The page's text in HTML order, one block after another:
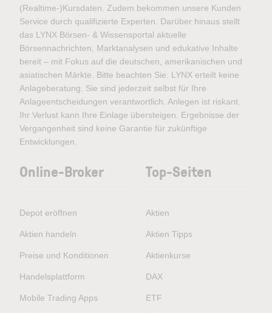
(Realtime-)Kursdaten. Zudem bekommen unsere Kunden
Service durch qualifizierte Experten. Darüber hinaus stellt
das LYNX Börsen- & Wissensportal aktuelle
Börsennachrichten, Marktanalysen und edukative Inhalte
bereit – mit Fokus auf die deutschen, amerikanischen und
asiatischen Märkte. Bitte beachten Sie: LYNX erteilt keine
Anlageberatung. Sie sind jederzeit selbst für Ihre
Anlageentscheidungen verantwortlich. Anlegen ist riskant.
Ihr Verlust kann Ihre Einlage übersteigen. Ergebnisse der
Vergangenheit sind keine Garantie für zukünftige
Entwicklungen.
Online-Broker
Depot eröffnen
Aktien handeln
Preise und Konditionen
Handelsplattform
Mobile Trading Apps
Top-Seiten
Aktien
Aktien Tipps
Aktienkurse
DAX
ETF